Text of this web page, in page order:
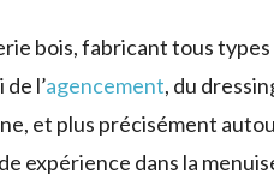
bois, fabricant tous
l’agencement, du
et plus précisément
expérience dans la